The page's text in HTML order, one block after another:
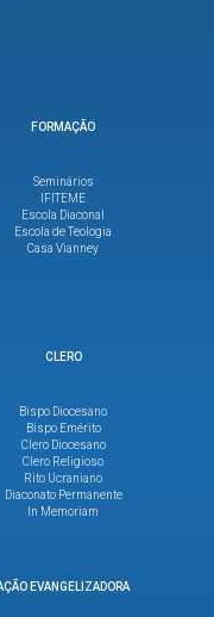
FORMAÇÃO
Seminários
IFITEME
Escola Diaconal
Escola de Teologia
Casa Vianney
CLERO
Bispo Diocesano
Bispo Emérito
Clero Diocesano
Clero Religioso
Rito Ucraniano
Diaconato Permanente
In Memoriam
EVANGELIZADORA